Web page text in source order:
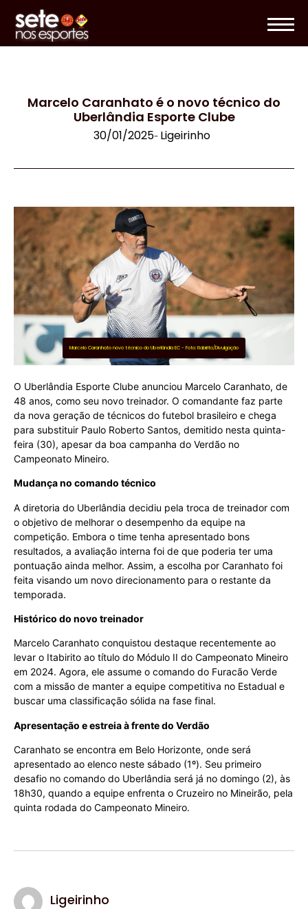
Marcelo Caranhato é o novo técnico do
Uberlândia Esporte Clube
30/01/2025- Ligeirinho
Marcelo Caranhato novo técnico do Uberlândia EC - Foto: Itabirito/Divulgação
O Uberlândia Esporte Clube anunciou Marcelo Caranhato, de
48 anos, como seu novo treinador. O comandante faz parte
da nova geração de técnicos do futebol brasileiro e chega
para substituir Paulo Roberto Santos, demitido nesta quinta-
feira (30), apesar da boa campanha do Verdão no
Campeonato Mineiro.
Mudança no comando técnico
A diretoria do Uberlândia decidiu pela troca de treinador com
o objetivo de melhorar o desempenho da equipe na
competição. Embora o time tenha apresentado bons
resultados, a avaliação interna foi de que poderia ter uma
pontuação ainda melhor. Assim, a escolha por Caranhato foi
feita visando um novo direcionamento para o restante da
temporada.
Histórico do novo treinador
Marcelo Caranhato conquistou destaque recentemente ao
levar o Itabirito ao título do Módulo II do Campeonato Mineiro
em 2024. Agora, ele assume o comando do Furacão Verde
com a missão de manter a equipe competitiva no Estadual e
buscar uma classificação sólida na fase final.
Apresentação e estreia à frente do Verdão
Caranhato se encontra em Belo Horizonte, onde será
apresentado ao elenco neste sábado (1º). Seu primeiro
desafio no comando do Uberlândia será já no domingo (2), às
18h30, quando a equipe enfrenta o Cruzeiro no Mineirão, pela
quinta rodada do Campeonato Mineiro.
Ligeirinho